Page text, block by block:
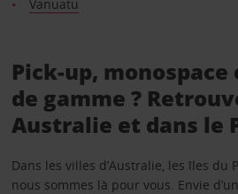
Vanuatu
Pick-up, monospace
de gamme ?
Australie et dans le
Dans les villes d’Australie, les îles du
nous sommes là pour vous. Envie